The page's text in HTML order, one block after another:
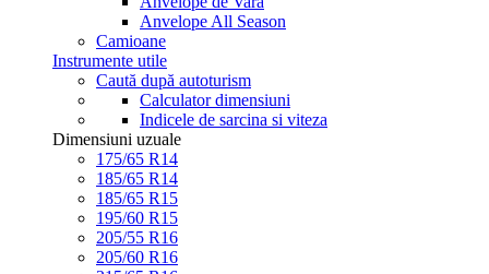
Anvelope All Season
Camioane
Instrumente utile
Caută după autoturism
Calculator dimensiuni
Indicele de sarcina si viteza
Dimensiuni uzuale
175/65 R14
185/65 R14
185/65 R15
195/60 R15
205/55 R16
205/60 R16